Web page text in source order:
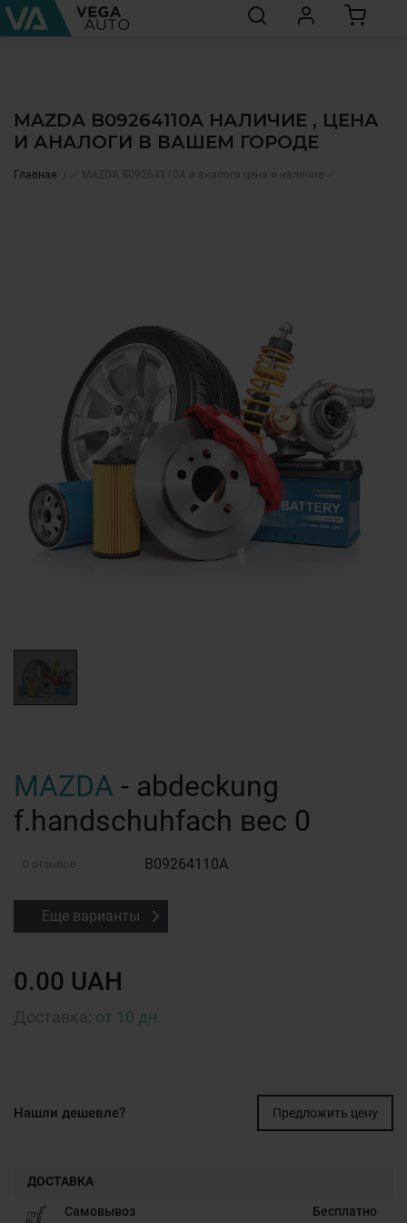
MAZDA B09264110A НАЛИЧИЕ , ЦЕНА
И АНАЛОГИ В ВАШЕМ ГОРОДЕ
Главная ✅ MAZDA B09264110A и аналоги цена и наличие ✅
MAZDA - abdeckung
f.handschuhfach вес 0
0 отзывов B09264110A
Еще варианты
0.00 UAH
от 10 дн.
Нашли дешевле? Предложить цену
ДОСТАВКА
Самовывоз Бесплатно